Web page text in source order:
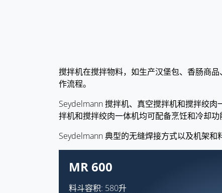
搅拌机在搅拌物料，如生产汉堡包、香肠商
作流程。
Seydelmann 搅拌机、真空搅拌机和搅拌绞
拌机和搅拌绞肉一体机均可配备烹饪和冷却
Seydelmann 典型的无缝焊接方式以及机架和
MR 600
料斗容积: 580升